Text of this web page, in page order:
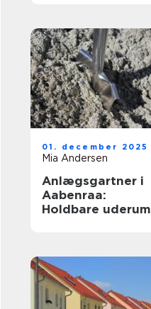
01. december 2025
Mia Andersen
Anlægsgartner i
Aabenraa:
Holdbare uderum